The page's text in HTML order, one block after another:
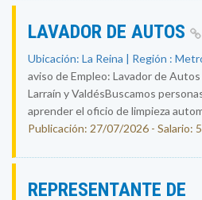
LAVADOR DE AUTOS
Ubicación: La Reina | Región :
aviso de Empleo: Lavador de
Larraín y ValdésBuscamos
aprender el oficio de limpieza
Publicación: 27/07/2026 - Salario:
REPRESENTANTE DE